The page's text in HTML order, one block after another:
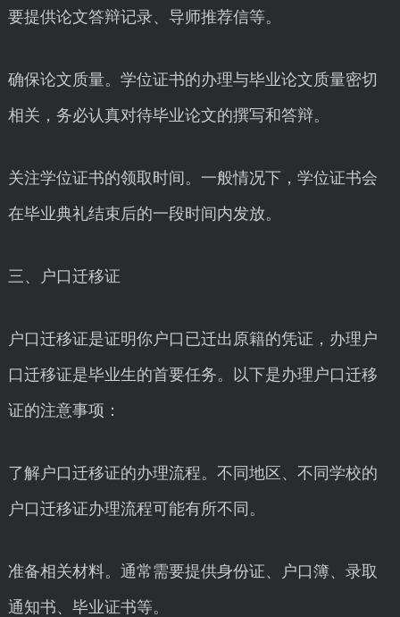
要提供论文答辩记录、导师推荐信等。
确保论文质量。学位证书的办理与毕业论文质量密切
相关，务必认真对待毕业论文的撰写和答辩。
关注学位证书的领取时间。一般情况下，学位证书会
在毕业典礼结束后的一段时间内发放。
三、户口迁移证
户口迁移证是证明你户口已迁出原籍的凭证，办理户
口迁移证是毕业生的首要任务。以下是办理户口迁移
证的注意事项：
了解户口迁移证的办理流程。不同地区、不同学校的
户口迁移证办理流程可能有所不同。
准备相关材料。通常需要提供身份证、户口簿、录取
通知书、毕业证书等。